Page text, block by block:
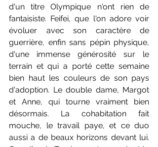
d'un titre Olympique n'ont rien de
fantaisiste. Feifei, que l'on adore voir
évoluer avec son caractère de
guerrière, enfin sans pépin physique,
d'une immense générosité sur le
terrain et qui a porté cette semaine
bien haut les couleurs de son pays
d'adoption. Le double dame, Margot
et Anne, qui tourne vraiment bien
désormais. La cohabitation fait
mouche, le travail paye, et ce duo
aussi a de beaux horizons devant lui.